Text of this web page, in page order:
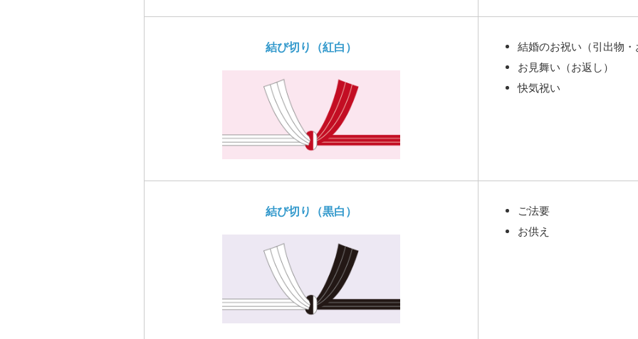
結び切り（紅白） 結婚のお祝い （引出物
お見舞い（お返し）
快気祝い
結び切り（黒白）
ご法要
お供え